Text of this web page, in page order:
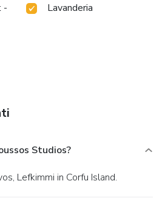
-
Lavanderia
Studios?
Lefkimmi in Corfu Island.